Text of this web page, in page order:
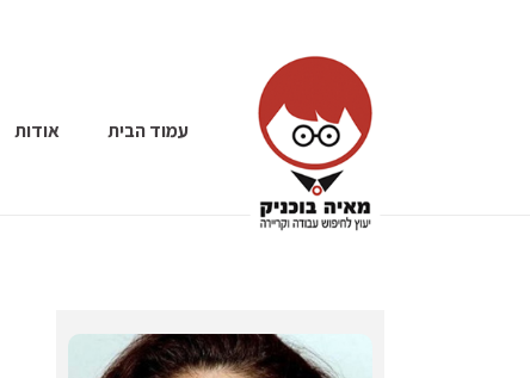
עמוד הבית אודות